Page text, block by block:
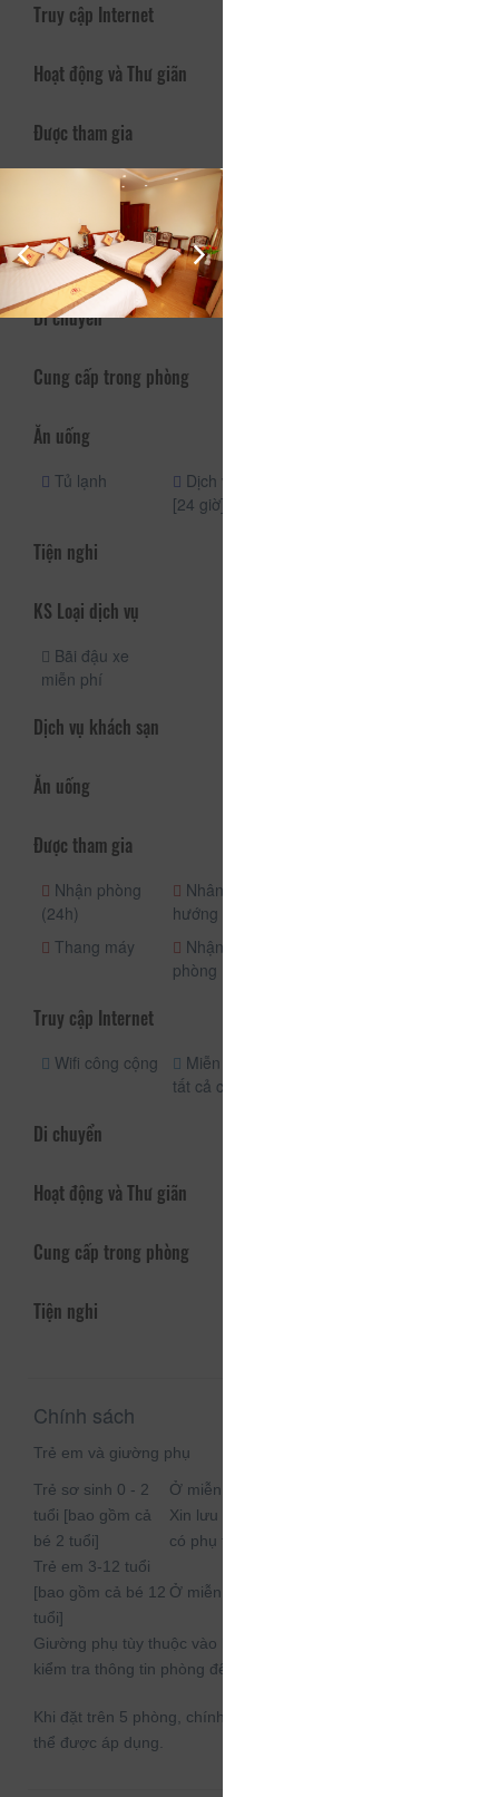
Truy cập Internet
Hoạt động và Thư giãn
Được tham gia
Vòi hoa sen
Nhận phòng
Quầy lễ tân
(24h)
Vòi hoa sen
Di chuyển
Cung cấp trong phòng
Ăn uống
Tủ lạnh
Dịch vụ phòng
[24 giờ]
Tiện nghi
KS Loại dịch vụ
Bãi đậu xe
miễn phí
Dịch vụ khách sạn
Ăn uống
Được tham gia
Nhận phòng
(24h)
Nhân viên
hướng dẫn
Thang máy
Nhận/trả
phòng (riêng)
Truy cập Internet
Wifi công cộng
Miễn phí wifi
tất cả các phòng
Di chuyển
Hoạt động và Thư giãn
Cung cấp trong phòng
Tiện nghi
Chính sách
Trẻ em và giường phụ
Trẻ sơ sinh 0 - 2
tuổi [bao gồm cả
bé 2 tuổi]
Ở miễn phí nếu sử dụng giường có sẵn.
Xin lưu ý, nếu cần cũi/nôi em bé thì có thể
có phụ thu.
Trẻ em 3-12 tuổi
[bao gồm cả bé 12
tuổi]
Ở miễn phí nếu sử dụng giường có sẵn.
Giường phụ tùy thuộc vào loại phòng bạn chọn, xin vui lòng
kiểm tra thông tin phòng để biết thêm chi tiết.
Khi đặt trên 5 phòng, chính sách và điều khoản bổ sung có
thể được áp dụng.